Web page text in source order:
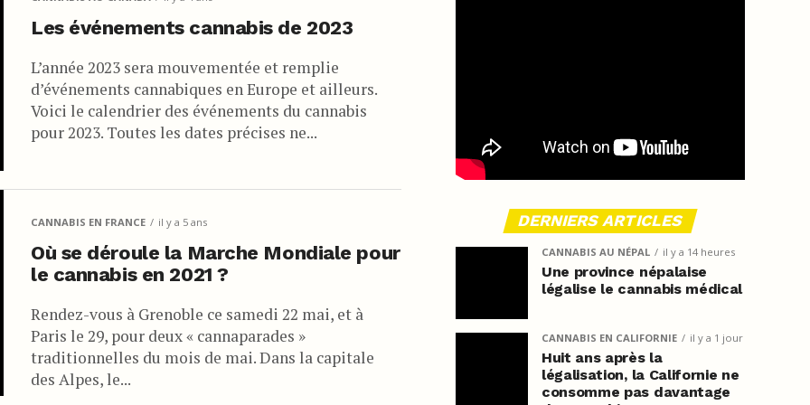
Les événements cannabis de 2023
L’année 2023 sera mouvementée et remplie
d’événements cannabiques en Europe et ailleurs.
Voici le calendrier des événements du cannabis
pour 2023. Toutes les dates précises ne...
CANNABIS EN FRANCE il y a 5 ans
Où se déroule la Marche Mondiale pour
le cannabis en 2021 ?
Rendez-vous à Grenoble ce samedi 22 mai, et à
Paris le 29, pour deux « cannaparades »
traditionnelles du mois de mai. Dans la capitale
des Alpes, le...
DERNIERS ARTICLES
CANNABIS AU NÉPAL il y a 14 heures
Une province népalaise
légalise le cannabis médical
CANNABIS EN CALIFORNIE il y a 1 jour
Huit ans après la
légalisation, la Californie ne
consomme pas davantage